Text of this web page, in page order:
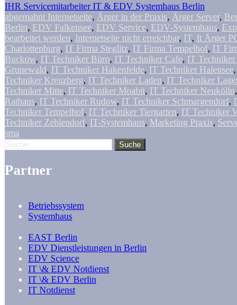
IHR Servicemitarbeiter IT & EDV Systemhaus Berlin
abgemahnt Internetseite, Ärger in der Praxis, Ärger Server,
Berlin, EDV Falkensee, EDV Service, EDV-Systemhaus,
bearbeitet werden, Internetseite nicht erreichbar, IT, It Ärger
Charlottenburg, IT Firma Steglitz, IT Firma Tempelhof, IT
Buckow, IT Techniker Büro, IT Techniker Cafe, IT
Grunewald, IT Techniker Hakenfelde, IT Techniker Halensee,
Techniker Kreuzberg, IT Techniker Laden, IT Techniker
Techniker Mitte, IT Techniker Moabit, IT Techniker Neukölln,
Rathaus, IT Techniker Rudow, IT Techniker Schmargendorf,
Techniker Tempelhof, IT Techniker Tiergarten, IT Techniker
Techniker Zehlendorf, IT-Systemhaus, Marketing Praxis,
sma
Partner
Betriebssystem
Systemhaus
EAST Berlin
EDV Dienstleistungen in Berlin
EDV Science
IT \& EDV Notdienst
IT \& EDV Berlin
IT Notdienst